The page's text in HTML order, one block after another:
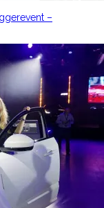
–